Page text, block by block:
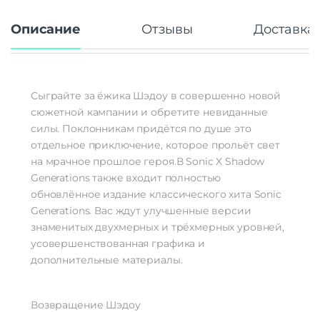
Описание Отзывы Доставка
Сыграйте за ёжика Шэдоу в совершенно новой
сюжетной кампании и обретите невиданные
силы. Поклонникам придётся по душе это
отдельное приключение, которое прольёт свет
на мрачное прошлое героя.В Sonic X Shadow
Generations также входит полностью
обновлённое издание классического хита Sonic
Generations. Вас ждут улучшенные версии
знаменитых двухмерных и трёхмерных уровней,
усовершенствованная графика и
дополнительные материалы.
Возвращение Шэдоу